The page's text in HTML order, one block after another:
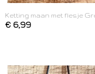
Ketting maan met flesje
€ 6,99